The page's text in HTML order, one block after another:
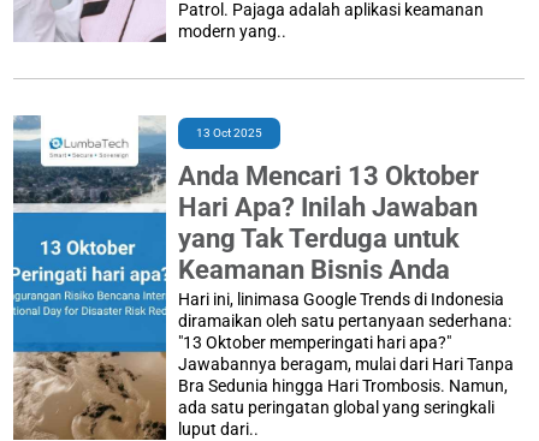
Patrol. Pajaga adalah aplikasi keamanan
modern yang..
13 Oct 2025
Anda Mencari 13 Oktober
Hari Apa? Inilah Jawaban
yang Tak Terduga untuk
Keamanan Bisnis Anda
Hari ini, linimasa Google Trends di Indonesia
diramaikan oleh satu pertanyaan sederhana:
"13 Oktober memperingati hari apa?"
Jawabannya beragam, mulai dari Hari Tanpa
Bra Sedunia hingga Hari Trombosis. Namun,
ada satu peringatan global yang seringkali
luput dari..